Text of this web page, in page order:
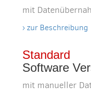
mit
› zur Beschreibung
Standard
Software
mit manueller